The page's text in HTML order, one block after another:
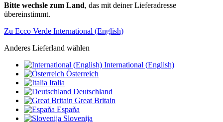
Bitte wechsle zum Land, das mit deiner Lieferadresse
übereinstimmt.
Zu Ecco Verde International (English)
Anderes Lieferland wählen
International (English)
Österreich
Italia
Deutschland
Great Britain
España
Slovenija